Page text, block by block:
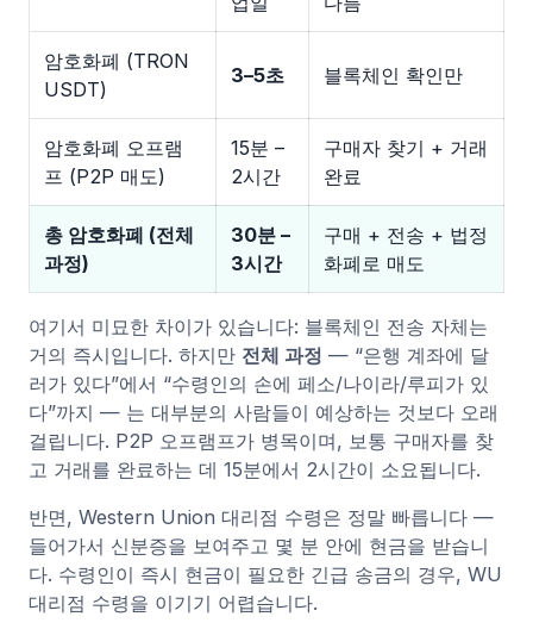
암호화폐 (TRON
USDT)
3–5초 블록체인 확인만
암호화폐 오프램
프 (P2P 매도)
15분 –
2시간
구매자 찾기 + 거래
완료
총 암호화폐 (전체
과정)
30분 –
3시간
구매 + 전송 + 법정
화폐로 매도
여기서 미묘한 차이가 있습니다: 블록체인 전송 자체는
거의 즉시입니다. 하지만 전체 과정 — “은행 계좌에 달
러가 있다”에서 “수령인의 손에 페소/나이라/루피가 있
다”까지 — 는 대부분의 사람들이 예상하는 것보다 오래
걸립니다. P2P 오프램프가 병목이며, 보통 구매자를 찾
고 거래를 완료하는 데 15분에서 2시간이 소요됩니다.
반면, Western Union 대리점 수령은 정말 빠릅니다 —
들어가서 신분증을 보여주고 몇 분 안에 현금을 받습니
다. 수령인이 즉시 현금이 필요한 긴급 송금의 경우, WU
대리점 수령을 이기기 어렵습니다.